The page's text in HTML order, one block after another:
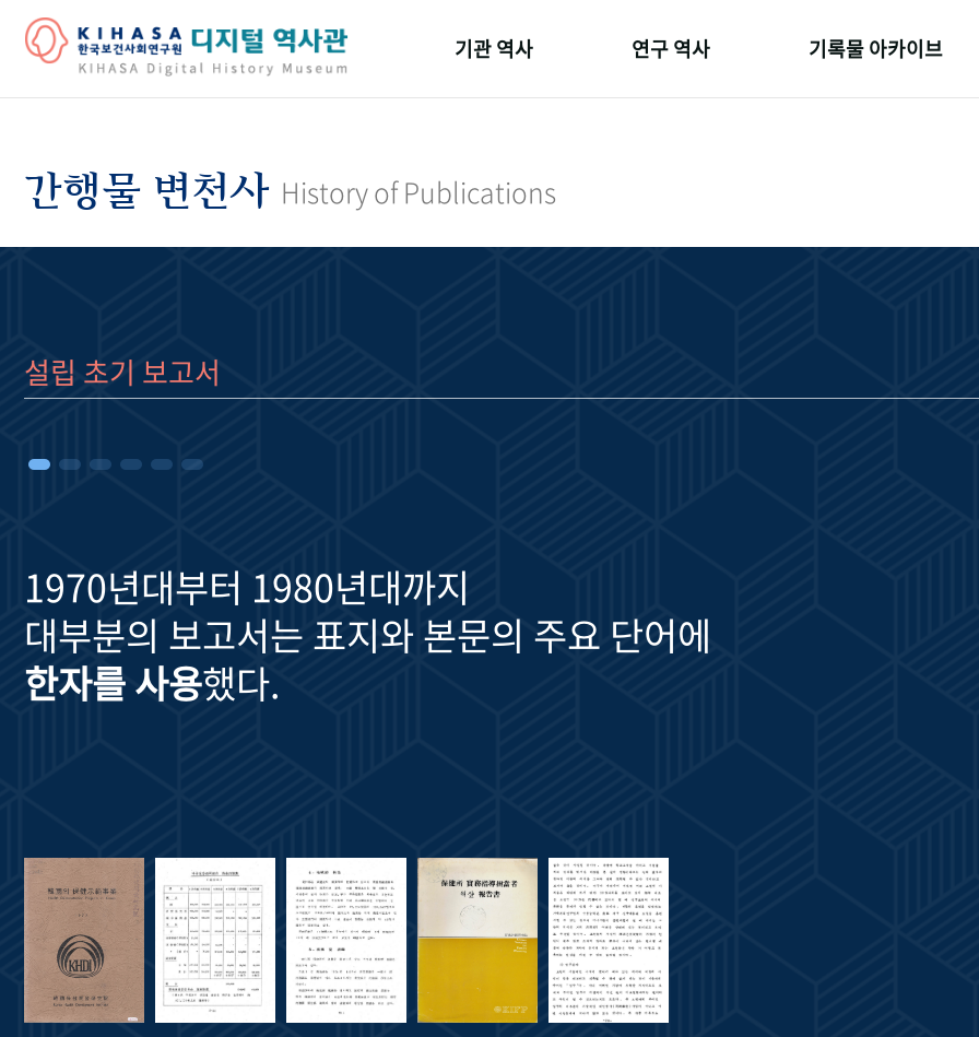
기관 역사
기관 변천사
연구 역사 기록물 아카이브
간행물 변천사 History of Publications
설립 초기 보고서
1970년대부터 1980년대까지
대부분의 보고서는 표지와 본문의 주요 단어에
한자를 사용했다.